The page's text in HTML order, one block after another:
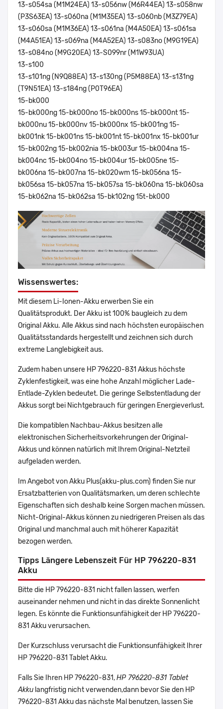
13-s054sa (M1M24EA) 13-s056nw (M6R44EA) 13-s058nw
(P3S63EA) 13-s060na (M1M35EA) 13-s060nb (M3Z79EA)
13-s060sa (M1M36EA) 13-s061na (M4A50EA) 13-s061sa
(M4A51EA) 13-s069na (M4A52EA) 13-s083no (M9G19EA)
13-s084no (M9G20EA) 13-S099nr (M1W93UA)
13-s100
13-s101ng (N9Q88EA) 13-s130ng (P5M88EA) 13-s131ng
(T9N51EA) 13-s184ng (P0T96EA)
15-bk000
15-bk000ng 15-bk000no 15-bk000ns 15-bk000nt 15-
bk000nu 15-bk000nv 15-bk000nx 15-bk001ng 15-
bk001nk 15-bk001ns 15-bk001nt 15-bk001nx 15-bk001ur
15-bk002ng 15-bk002nia 15-bk003ur 15-bk004na 15-
bk004nc 15-bk004no 15-bk004ur 15-bk005ne 15-
bk006na 15-bk007na 15-bk020wm 15-bk056na 15-
bk056sa 15-bk057na 15-bk057sa 15-bk060na 15-bk060sa
15-bk062na 15-bk062sa 15-bk102ng 15t-bk000
Wissenswertes:
Mit diesem Li-Ionen-Akku erwerben Sie ein
Qualitätsprodukt. Der Akku ist 100% baugleich zu dem
Original Akku. Alle Akkus sind nach höchsten europäischen
Qualitätsstandards hergestellt und zeichnen sich durch
extreme Langlebigkeit aus.
Zudem haben unsere HP 796220-831 Akkus höchste
Zyklenfestigkeit, was eine hohe Anzahl möglicher Lade-
Entlade-Zyklen bedeutet. Die geringe Selbstentladung der
Akkus sorgt bei Nichtgebrauch für geringen Energieverlust.
Die kompatiblen Nachbau-Akkus besitzen alle
elektronischen Sicherheitsvorkehrungen der Original-
Akkus und können natürlich mit Ihrem Original-Netzteil
aufgeladen werden.
Im Angebot von Akku Plus(akku-plus.com) finden Sie nur
Ersatzbatterien von Qualitätsmarken, um deren schlechte
Eigenschaften sich deshalb keine Sorgen machen müssen.
Nicht-Original-Akkus können zu niedrigeren Preisen als das
Original und manchmal auch mit höherer Kapazität
bezogen werden.
Tipps Längere Lebenszeit Für HP 796220-831
Akku
Bitte die HP 796220-831 nicht fallen lassen, werfen
auseinander nehmen und nicht in das direkte Sonnenlicht
legen. Es könnte die Funktionsunfähigkeit der HP 796220-
831 Akku verursachen.
Der Kurzschluss verursacht die Funktionsunfähigkeit Ihrer
HP 796220-831 Tablet Akku.
Falls Sie Ihren HP 796220-831,HP 796220-831 Tablet
Akku langfristig nicht verwenden,dann bevor Sie den HP
796220-831 Akku das nächste Mal benutzen, lassen Sie